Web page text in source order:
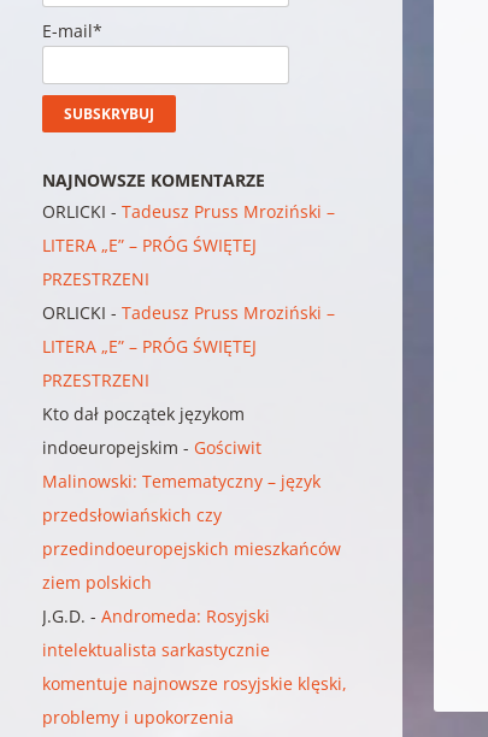
E-mail*
NAJNOWSZE KOMENTARZE
ORLICKI -Tadeusz Pruss Mroziński –
LITERA „E” – PRÓG ŚWIĘTEJ
PRZESTRZENI
ORLICKI -Tadeusz Pruss Mroziński –
LITERA „E” – PRÓG ŚWIĘTEJ
PRZESTRZENI
Kto dał początek językom
indoeuropejskim - Gościwit
Malinowski: Temematyczny – język
przedsłowiańskich czy
przedindoeuropejskich mieszkańców
ziem polskich
J.G.D. -Andromeda: Rosyjski
intelektualista sarkastycznie
komentuje najnowsze rosyjskie klęski,
problemy i upokorzenia